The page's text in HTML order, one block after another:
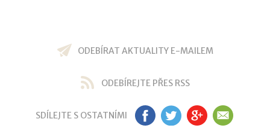
ODEBÍRAT AKTUALITY E-MAILEM
ODEBÍREJTE PŘES RSS
SDÍLEJTE S OSTATNÍMI FB TW GP EM